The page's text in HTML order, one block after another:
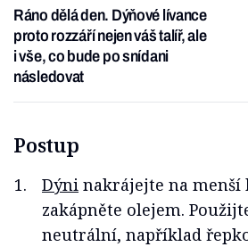
Ráno dělá den. Dýňové lívance
proto rozzáří nejen váš talíř, ale
i vše, co bude po snídani
následovat
Postup
Dýni nakrájejte na menší
zakápněte olejem.
neutrální, například